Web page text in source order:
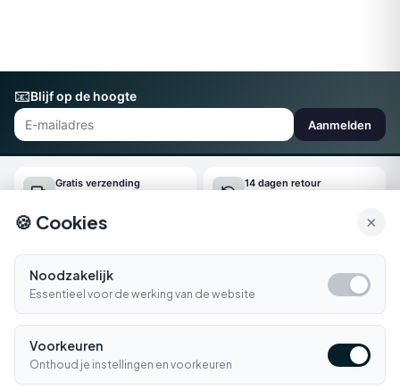
📧Blijf op de hoogte
Aanmelden
Gratis verzending 14 dagen retour
Bellen E-mail
Klantenservice
🍪 Cookies ×
Noodzakelijk
Essentieel voor de werking van de website
Voorkeuren
Onthoud je instellingen en voorkeuren